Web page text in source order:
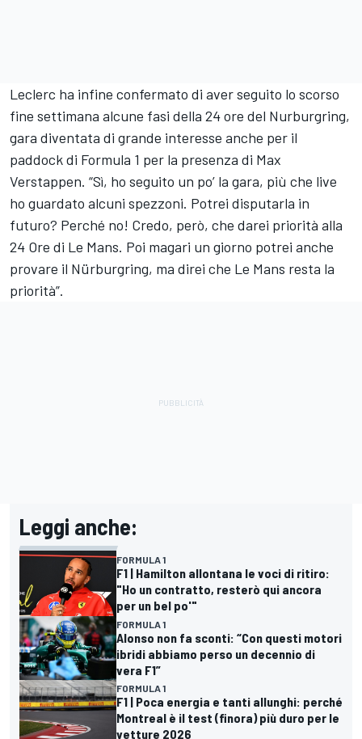
Leclerc ha infine confermato di aver seguito lo scorso
fine settimana alcune fasi della 24 ore del Nurburgring,
gara diventata di grande interesse anche per il
paddock di Formula 1 per la presenza di Max
Verstappen. “Sì, ho seguito un po’ la gara, più che live
ho guardato alcuni spezzoni. Potrei disputarla in
futuro? Perché no! Credo, però, che darei priorità alla
24 Ore di Le Mans. Poi magari un giorno potrei anche
provare il Nürburgring, ma direi che Le Mans resta la
priorità”.
Leggi anche:
FORMULA 1
F1 | Hamilton allontana le voci di ritiro:
"Ho un contratto, resterò qui ancora
per un bel po'"
FORMULA 1
Alonso non fa sconti: “Con questi motori
ibridi abbiamo perso un decennio di
vera F1”
FORMULA 1
F1 | Poca energia e tanti allunghi: perché
Montreal è il test (finora) più duro per le
vetture 2026